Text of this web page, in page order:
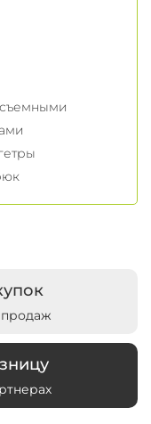
вставки